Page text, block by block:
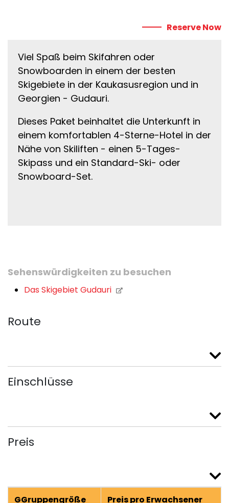
Reserve Now
Viel Spaß beim Skifahren oder
Snowboarden in einem der besten
Skigebiete in der Kaukasusregion und in
Georgien - Gudauri.
Dieses Paket beinhaltet die Unterkunft in
einem komfortablen 4-Sterne-Hotel in der
Nähe von Skiliften - einen 5-Tages-
Skipass und ein Standard-Ski- oder
Snowboard-Set.
Sehenswürdigkeiten zu besuchen
Das Skigebiet Gudauri
Route
Einschlüsse
Preis
GGruppengröße Preis pro Erwachsener